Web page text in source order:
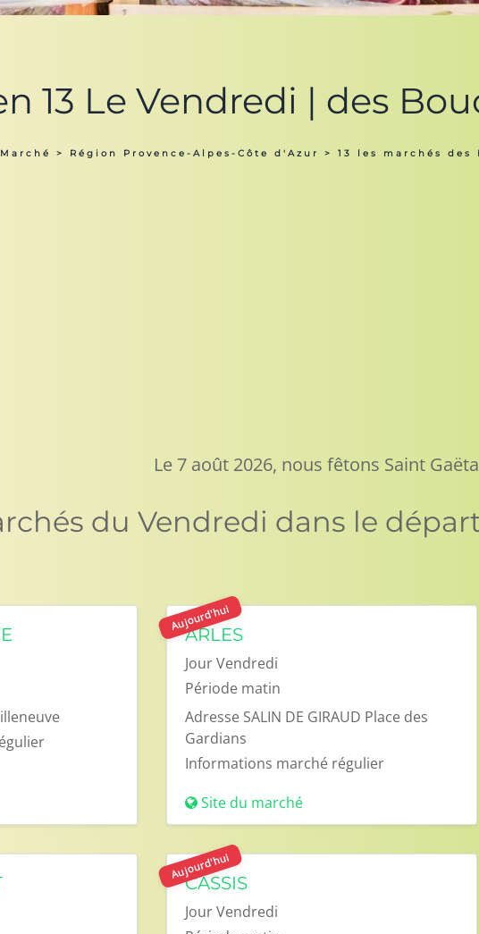
13 Le Vendredi | des
Marché > Région Provence-Alpes-Côte d'Azur > 13 les marchés des
Le 7 août 2026, nous fêtons Saint
du Vendredi dans le
Aujourd'hui
ARLES
JourVendredi
Période matin
Adresse SALIN DE GIRAUD Place des
Gardians
Informations marché régulier
Site du marché
Aujourd'hui
CASSIS
JourVendredi